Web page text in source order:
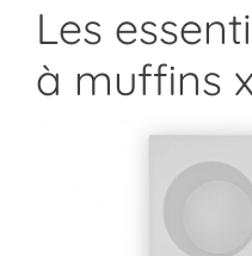
Les
à muffins